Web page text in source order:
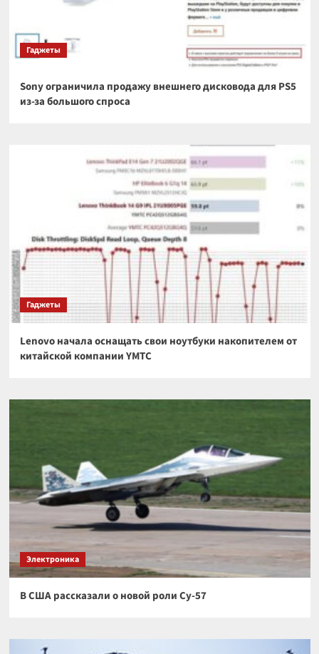
Гаджеты
Sony ограничила продажу внешнего дисковода для PS5
из-за большого спроса
Гаджеты
Lenovo начала оснащать свои ноутбуки накопителем от
китайской компании YMTC
Электроника
В США рассказали о новой роли Су-57